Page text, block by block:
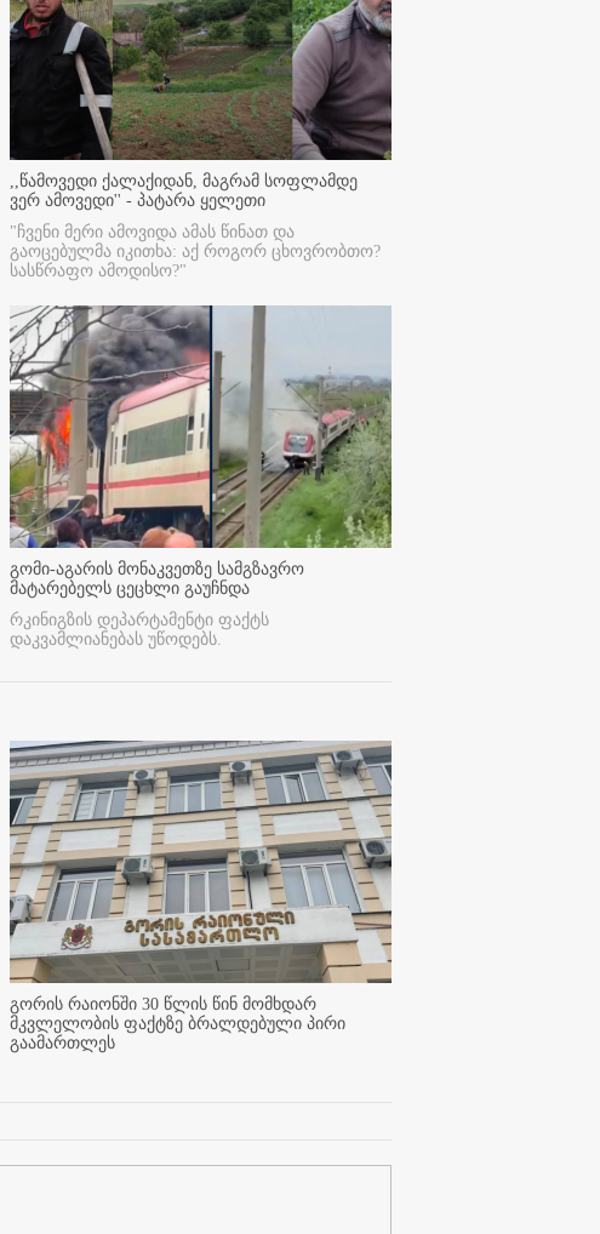
,,წამოვედი ქალაქიდან, მაგრამ სოფლამდე
ვერ ამოვედი'' - პატარა ყელეთი
"ჩვენი მერი ამოვიდა ამას წინათ და
გაოცებულმა იკითხა: აქ როგორ ცხოვრობთო?
სასწრაფო ამოდისო?"
გომი-აგარის მონაკვეთზე სამგზავრო
მატარებელს ცეცხლი გაუჩნდა
რკინიგზის დეპარტამენტი ფაქტს
დაკვამლიანებას უწოდებს.
გორის რაიონში 30 წლის წინ მომხდარ
მკვლელობის ფაქტზე ბრალდებული პირი
გაამართლეს